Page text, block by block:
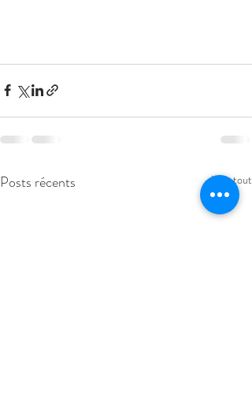
Posts récents Voir tout